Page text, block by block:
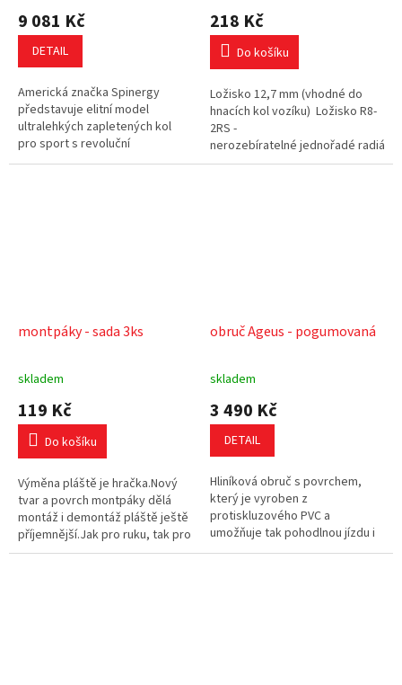
9 081 Kč
DETAIL
Americká značka Spinergy
představuje elitní model
ultralehkých zapletených kol
pro sport s revoluční
technologií: "Lanka místo drátu".
218 Kč
Do košíku
Ložisko 12,7 mm (vhodné do
hnacích kol vozíku) Ložisko R8-
2RS -
nerozebíratelné jednořadé radiální
s ocelovou klecí vedenou...
montpáky - sada 3ks
skladem
119 Kč
Do košíku
Výměna pláště je hračka.Nový
tvar a povrch montpáky dělá
montáž i demontáž pláště ještě
příjemnější.Jak pro ruku, tak pro
plášť.Obzvlášť šikovná je nová
obruč Ageus - pogumovaná
skladem
3 490 Kč
DETAIL
Hliníková obruč s povrchem,
který je vyroben z
protiskluzového PVC a
umožňuje tak pohodlnou jízdu i
vozíčkářům s menší sílou a